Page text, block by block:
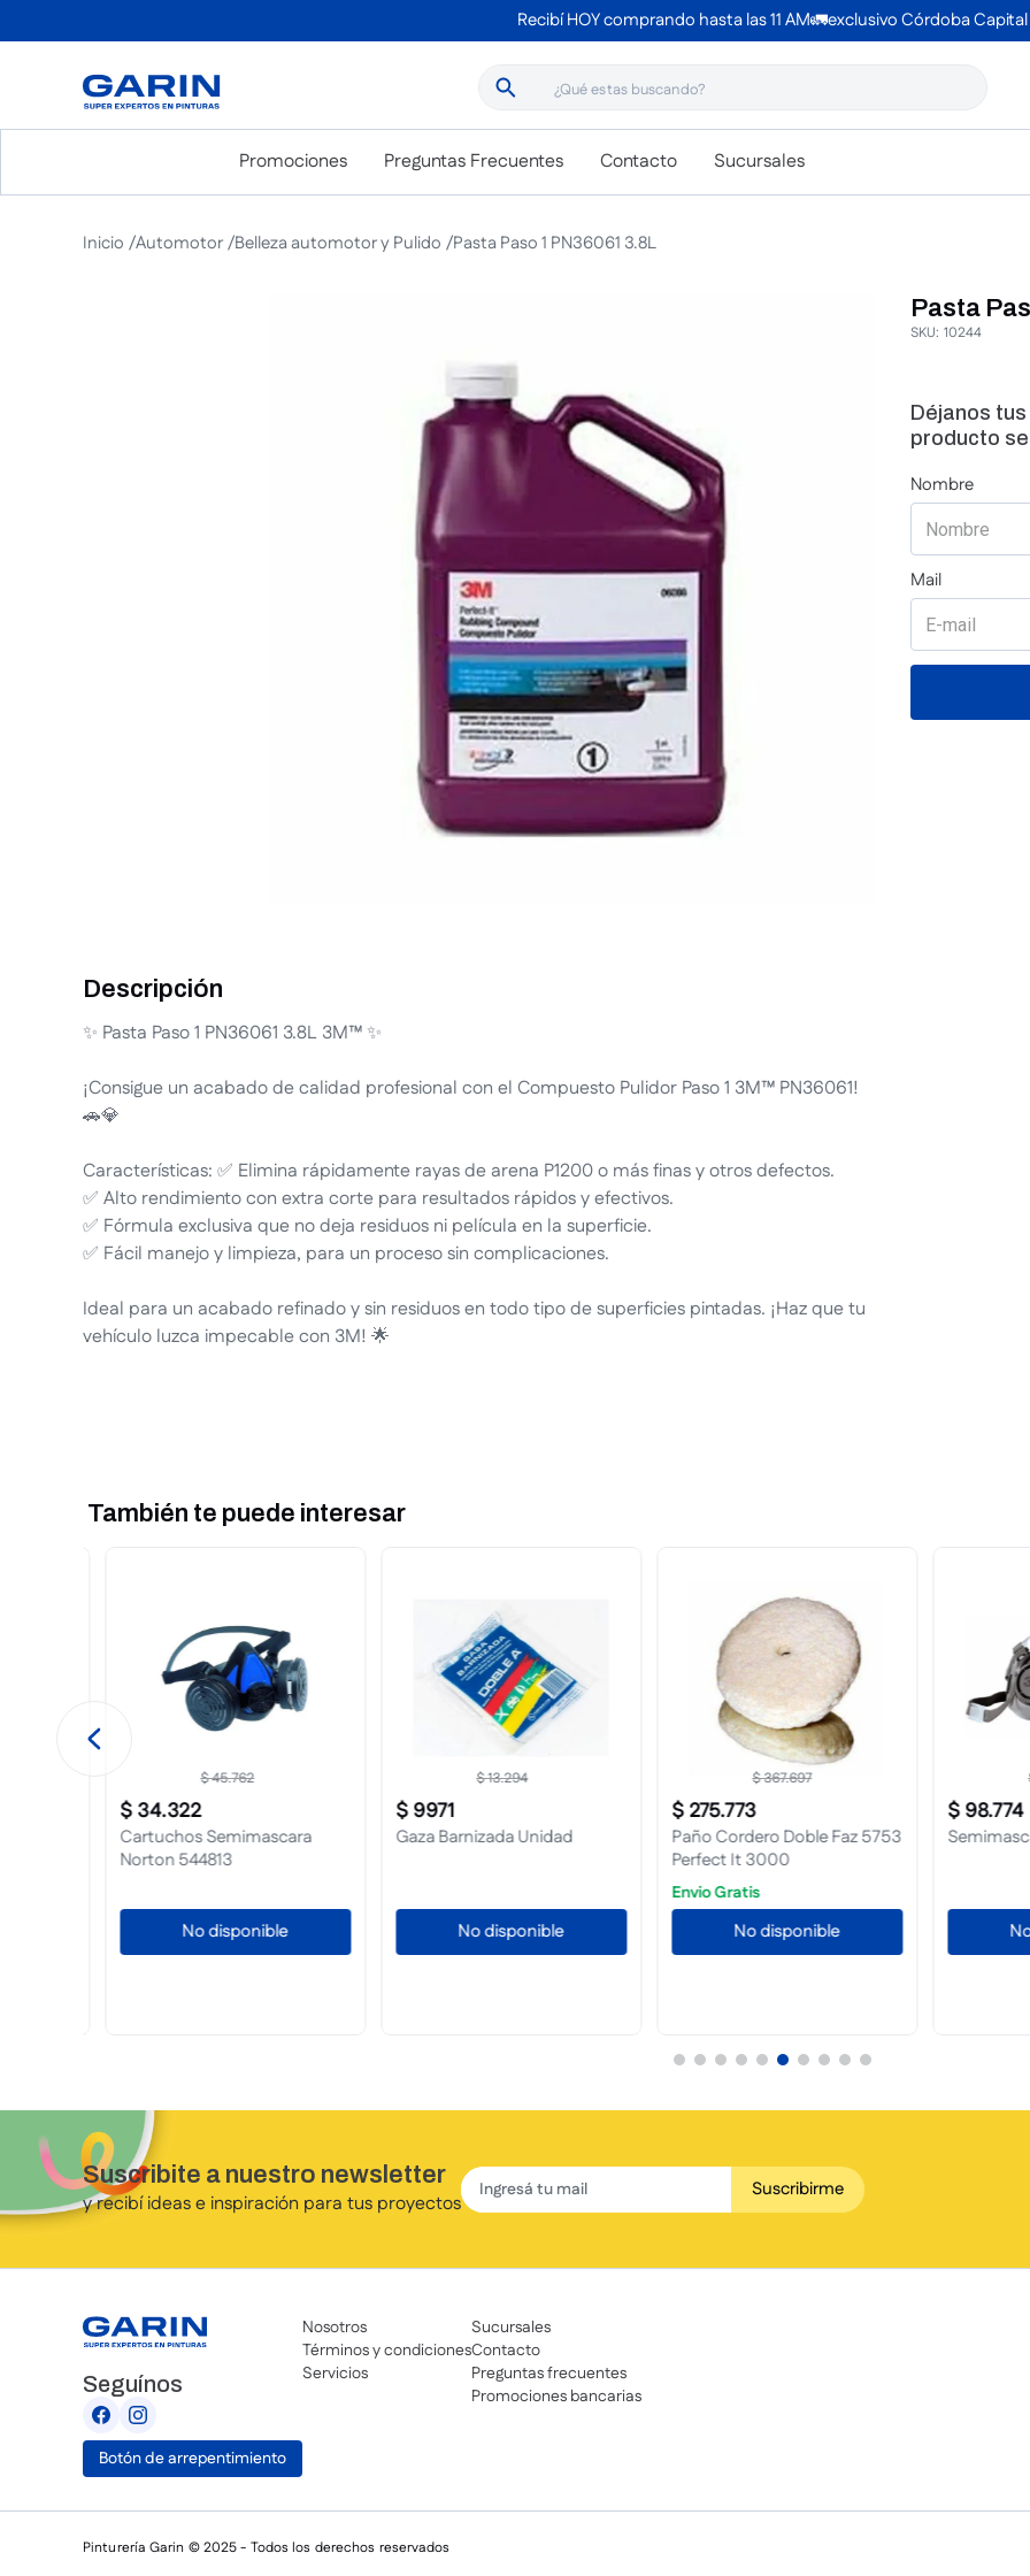
Recibí HOY comprando hasta las 11 AM🚛exclusivo Córdoba Capital
¿Qué estas buscando?
Promociones Preguntas Frecuentes Contacto Sucursales
Automotor Belleza automotor y Pulido Pasta Paso 1 PN36061 3.8L
Descripción
✨ Pasta Paso 1 PN36061 3.8L 3M™ ✨
¡Consigue un acabado de calidad profesional con el Compuesto Pulidor Paso 1 3M™ PN36061!
🚗💎
Características: ✅ Elimina rápidamente rayas de arena P1200 o más finas y otros defectos.
✅ Alto rendimiento con extra corte para resultados rápidos y efectivos.
✅ Fórmula exclusiva que no deja residuos ni película en la superficie.
✅ Fácil manejo y limpieza, para un proceso sin complicaciones.
Ideal para un acabado refinado y sin residuos en todo tipo de superficies pintadas. ¡Haz que tu
vehículo luzca impecable con 3M! 🌟
Pasta
SKU: 10244
También te puede interesar
45.762
34.322
Cartuchos Semimascara
Norton 544813
No disponible
13.294
9971
Gaza Barnizada Unidad
No disponible
367.697
275.773
Paño Cordero Doble Faz 5753
Perfect It 3000
Envio Gratis
No disponible
98.774
Suscribite a nuestro newsletter
y recibí ideas e inspiración para tus proyectos
Suscribirme
Seguínos
Botón de arrepentimiento
Nosotros
Términos y condiciones
Servicios
Sucursales
Contacto
Preguntas frecuentes
Promociones bancarias
Pinturería Garin © 2025 - Todos los derechos reservados